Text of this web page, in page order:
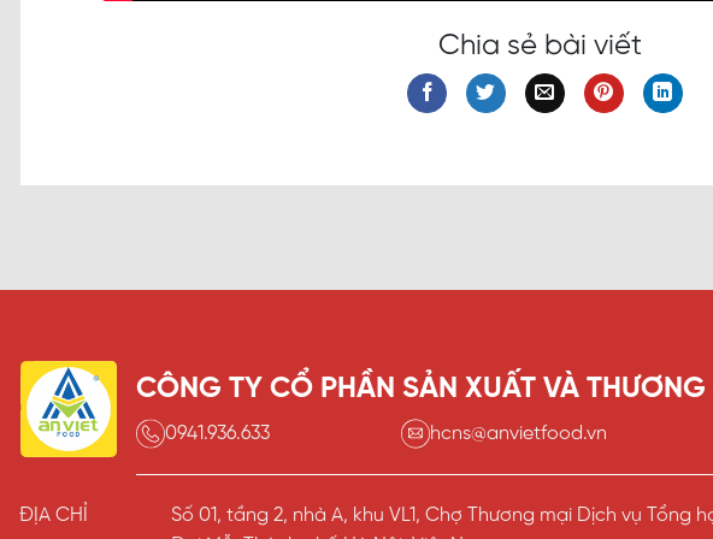
Chia sẻ bài viết
CÔNG TY CỔ PHẦN SẢN XUẤT VÀ
0941.936.633 hcns@anvietfood.vn
ĐỊA CHỈ
Số 01, tầng 2, nhà A, khu VL1, Chợ Thương mại Dịch vụ Tổng